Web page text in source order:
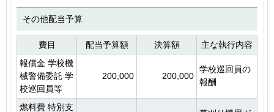
その他配当予算
費目 配当予算額 決算額
主な執行内容
報償金 学校機
械警備委託 学
校巡回員等
200,000 200,000
学校巡回員の
報酬
燃料費 特別支